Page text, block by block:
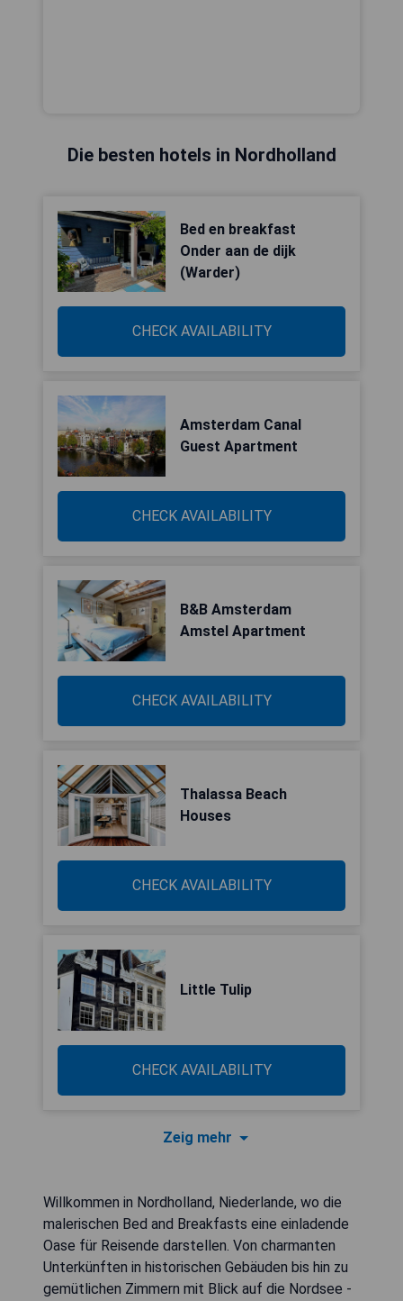
Die besten hotels in Nordholland
Bed en breakfast
Onder aan de dijk
(Warder)
CHECK AVAILABILITY
Amsterdam Canal
Guest Apartment
CHECK AVAILABILITY
B&B Amsterdam
Amstel Apartment
CHECK AVAILABILITY
Thalassa Beach
Houses
CHECK AVAILABILITY
Little Tulip
CHECK AVAILABILITY
Zeig mehr
Willkommen in Nordholland, Niederlande, wo die
malerischen Bed and Breakfasts eine einladende
Oase für Reisende darstellen. Von charmanten
Unterkünften in historischen Gebäuden bis hin zu
gemütlichen Zimmern mit Blick auf die Nordsee -